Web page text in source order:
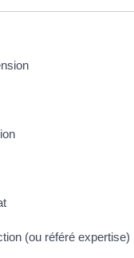
(ou référé expertise)